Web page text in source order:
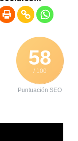
58
/ 100
Puntuación SEO